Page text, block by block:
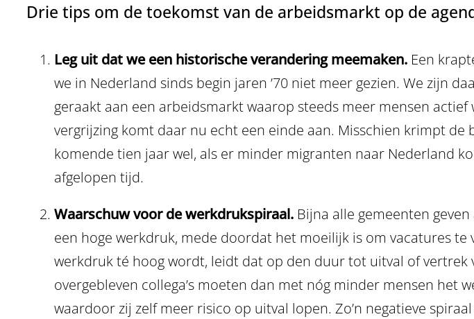
Drie tips om de toekomst van de arbeidsmarkt op de
Leg uit dat we een historische verandering meemaken. Een
we in Nederland sinds begin jaren ’70 niet meer gezien. We zijn
geraakt aan een arbeidsmarkt waarop steeds meer mensen
vergrijzing komt daar nu echt een einde aan. Misschien krimpt de
komende tien jaar wel, als er minder migranten naar Nederland
afgelopen tijd.
Waarschuw voor de werkdrukspiraal. Bijna alle gemeenten
een hoge werkdruk, mede doordat het moeilijk is om vacatures te
werkdruk té hoog wordt, leidt dat op den duur tot uitval of vertrek
overgebleven collega’s moeten dan met nóg minder mensen het
waardoor zij zelf meer risico op uitval lopen. Zo’n negatieve